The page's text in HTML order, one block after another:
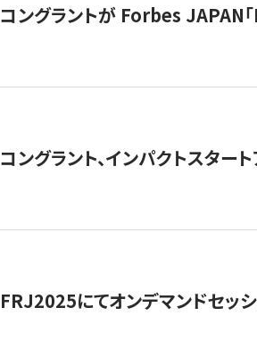
コングラントが Forbes JAPAN
コングラント、インパクトスタ
FRJ2025にてオンデマンドセッ